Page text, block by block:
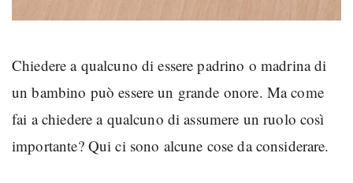
Chiedere a qualcuno di essere padrino o madrina di
un bambino può essere un grande onore. Ma come
fai a chiedere a qualcuno di assumere un ruolo così
importante? Qui ci sono alcune cose da considerare.